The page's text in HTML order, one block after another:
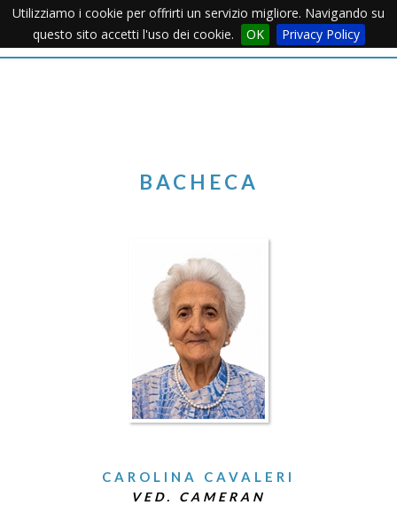
Utilizziamo i cookie per offrirti un servizio migliore. Navigando su
questo sito accetti l'uso dei cookie.
OK Privacy PolicyMenu
BACHECA
CAROLINA CAVALERI
VED. CAMERAN